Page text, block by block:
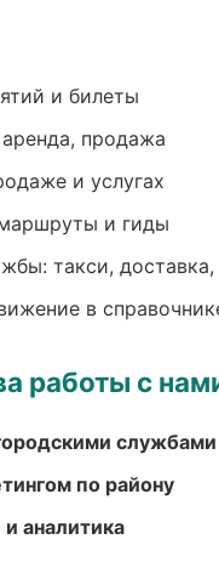
и билеты
продажа
и услугах
и гиды
такси, доставка,
в
работы с
службами
по району
аналитика